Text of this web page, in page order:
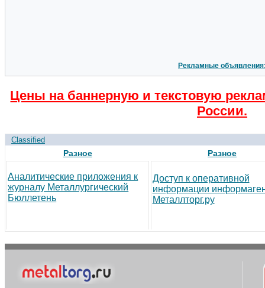
Рекламные
Цены на баннерную и текстовую
России.
Classified
Разное
Аналитические приложения к
журналу Металлургический
Бюллетень
Разное
Доступ к оперативной
информации
Металлторг.ру